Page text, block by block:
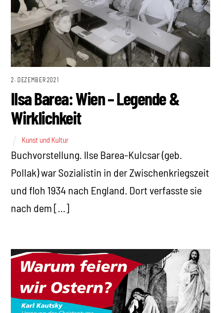
2. DEZEMBER 2021
Ilsa Barea: Wien – Legende &
Wirklichkeit
Kunst und Kultur
Buchvorstellung. Ilse Barea-Kulcsar (geb.
Pollak) war Sozialistin in der Zwischenkriegszeit
und floh 1934 nach England. Dort verfasste sie
nach dem […]